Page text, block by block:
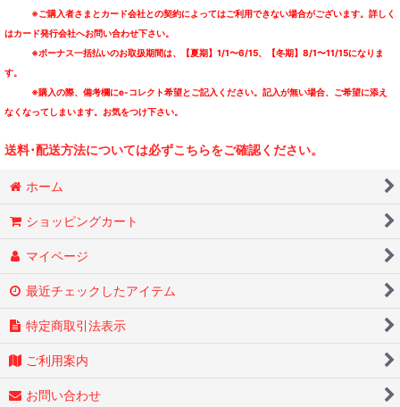
※ご購入者さまとカード会社との契約によってはご利用できない場合がございます。詳しく
はカード発行会社へお問い合わせ下さい。
※ボーナス一括払いのお取扱期間は、【夏期】1/1〜6/15、【冬期】8/1〜11/15になりま
す。
※購入の際、備考欄にe-コレクト希望とご記入ください。記入が無い場合、ご希望に添え
なくなってしまいます。お気をつけ下さい。
送料･配送方法については必ずこちらをご確認ください。
ホーム
ショッピングカート
マイページ
最近チェックしたアイテム
特定商取引法表示
ご利用案内
お問い合わせ